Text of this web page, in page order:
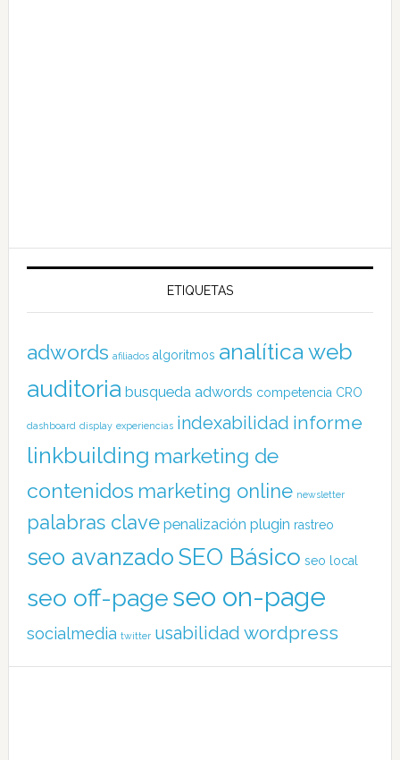
ETIQUETAS
adwords afiliados algoritmos analítica web
auditoria busqueda adwords competencia CRO
dashboard display experiencias indexabilidad informe
linkbuilding marketing de
contenidos marketing online newsletter
palabras clave penalización plugin rastreo
seo avanzado SEO Básico seo local
seo off-pageseo on-page
socialmedia twitter usabilidad wordpress